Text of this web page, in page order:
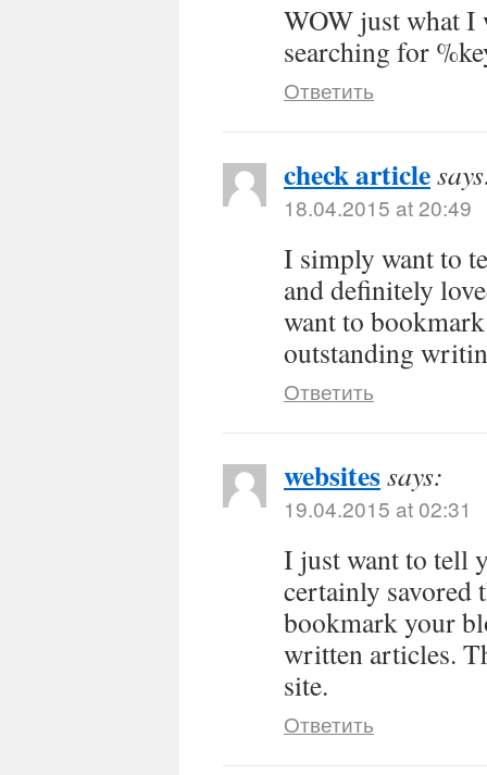
WOW just what I
searching for
Ответить
check article
18.04.2015 at 20:49
I simply want to
and definitely
want to
outstanding
Ответить
websitessays:
19.04.2015 at 02:31
I just want to tell
certainly
bookmark your
written articles.
site.
Ответить